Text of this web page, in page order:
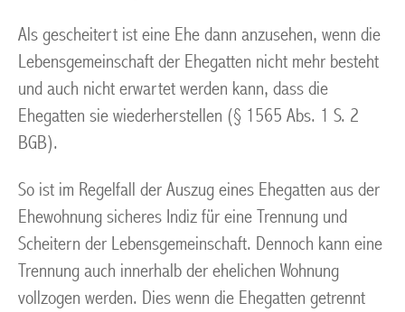
Als gescheitert ist eine Ehe dann anzusehen, wenn die
Lebensgemeinschaft der Ehegatten nicht mehr besteht
und auch nicht erwartet werden kann, dass die
Ehegatten sie wiederherstellen (§ 1565 Abs. 1 S. 2
BGB).
So ist im Regelfall der Auszug eines Ehegatten aus der
Ehewohnung sicheres Indiz für eine Trennung und
Scheitern der Lebensgemeinschaft. Dennoch kann eine
Trennung auch innerhalb der ehelichen Wohnung
vollzogen werden. Dies wenn die Ehegatten getrennt